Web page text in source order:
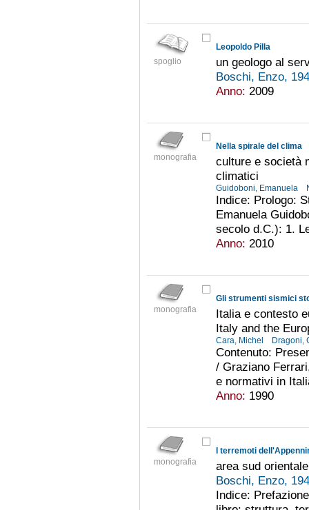
spoglio
Leopoldo Pilla
un geologo al
Boschi, Enzo,
Anno: 2009
monografia
Nella spirale del clima
culture e società
climatici
Guidoboni, Emanuela
Indice: Prologo:
Emanuela
secolo d.C.): 1.
Anno: 2010
monografia
Gli strumenti sismici
Italia e contesto
Italy and the
Cara, Michel Dragoni,
Contenuto:
/ Graziano
e normativi in
Anno: 1990
monografia
I terremoti
area sud
Boschi, Enzo,
Indice: